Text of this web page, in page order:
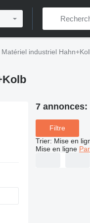
Matériel industriel
7 annonces:
Filtre
Trier: Mise en
Mise en ligne